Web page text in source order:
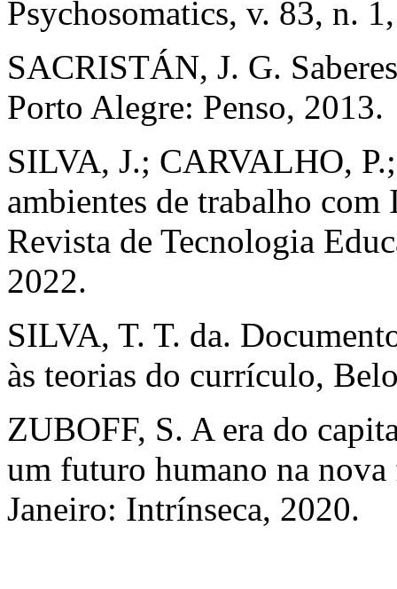
Psychosomatics, v. 83, n.
SACRISTÁN, J. G.
Porto Alegre: Penso, 2013.
SILVA, J.; CARVALHO,
ambientes de trabalho
Revista de Tecnologia
2022.
SILVA, T. T. da.
às teorias do currículo,
ZUBOFF, S. A era do
um futuro humano na
Janeiro: Intrínseca, 2020.